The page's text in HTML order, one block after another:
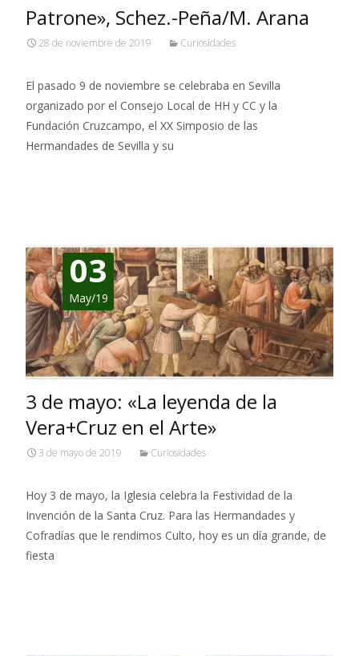
Patrone», Schez.-Peña/M. Arana
28 de noviembre de 2019 Curiosidades
El pasado 9 de noviembre se celebraba en Sevilla
organizado por el Consejo Local de HH y CC y la
Fundación Cruzcampo, el XX Simposio de las
Hermandades de Sevilla y su
03
May/19
3 de mayo: «La leyenda de la
Vera+Cruz en el Arte»
3 de mayo de 2019 Curiosidades
Hoy 3 de mayo, la Iglesia celebra la Festividad de la
Invención de la Santa Cruz. Para las Hermandades y
Cofradías que le rendimos Culto, hoy es un día grande, de
fiesta